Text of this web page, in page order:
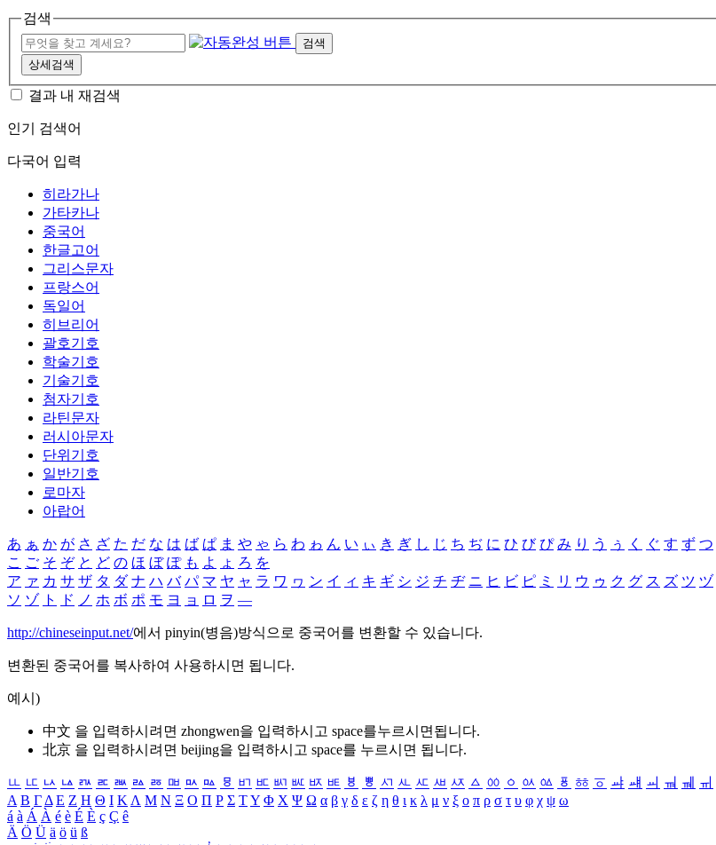
검색
검색
상세검색
결과 내 재검색
인기 검색어
다국어 입력
히라가나
가타카나
중국어
한글고어
그리스문자
프랑스어
독일어
히브리어
괄호기호
학술기호
기술기호
첨자기호
라틴문자
러시아문자
단위기호
일반기호
로마자
아랍어
あ ぁ か が さ ざ た だ な は ば ぱ ま や ゃ ら わ ゎ ん い ぃ き ぎ し じ ち ぢ に ひ び ぴ み り う ぅ く ぐ す ず つ
こ ご そ ぞ と ど の ほ ぼ ぽ も よ ょ ろ を
ア ァ カ サ ザ タ ダ ナ ハ バ パ マ ヤ ャ ラ ワ ヮ ン イ ィ キ ギ シ ジ チ ヂ ニ ヒ ビ ピ ミ リ ウ ゥ ク グ ス ズ ツ ヅ
ソ ゾ ト ド ノ ホ ボ ポ モ ヨ ョ ロ ヲ ―
http://chineseinput.net/에서 pinyin(병음)방식으로 중국어를 변환할 수 있습니다.
변환된 중국어를 복사하여 사용하시면 됩니다.
예시)
中文 을 입력하시려면 zhongwen을 입력하시고 space를누르시면됩니다.
北京 을 입력하시려면 beijing을 입력하시고 space를 누르시면 됩니다.
ㅥ ㅦ ㅧ ㅨ ㅩ ㅪ ㅫ ㅬ ㅭ ㅮ ㅯ ㅰ ㅱ ㅲ ㅳ ㅴ ㅵ ㅶ ㅷ ㅸ ㅹ ㅺ ㅻ ㅼ ㅽ ㅾ ㅿ ㆀ ㆁ ㆂ ㆃ ㆄ ㆅ ㆆ ㆇ ㆈ ㆉ ㆊ ㆋ ㆌ
Α Β ΓΔ Ε Ζ Η Θ Ι ΚΛ Μ Ν Ξ Ο Π Ρ Σ ΤΥ Φ Χ Ψ Ω α β γ δ ε ζ η θ ι κ λ μ ν ξ ο π ρ σ τ υ φ χ ψ ω
á à Á À é è É È ç Ç ê
Ä Ö Ü ä ö ü ß